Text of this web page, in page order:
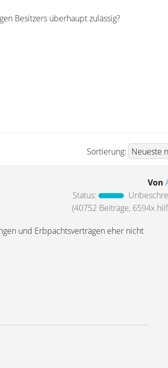
Besitzers überhaupt zulässig?
Sortierung:
Von
Status:
(40752 Beiträge, 6594x
und Erbpachtsverträgen eher nicht